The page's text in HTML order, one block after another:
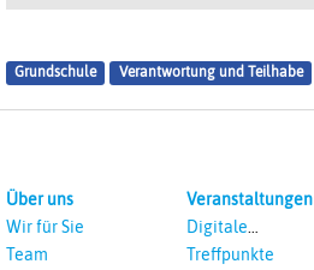
Grundschule Verantwortung und Teilhabe
Über uns
Wir für Sie
Team
Veranstaltungen
Digitale
Veranstaltungen
Treffpunkte